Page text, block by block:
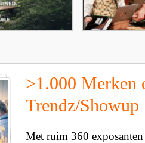
>1.000 Merken
Trendz/Showup
Met ruim 360